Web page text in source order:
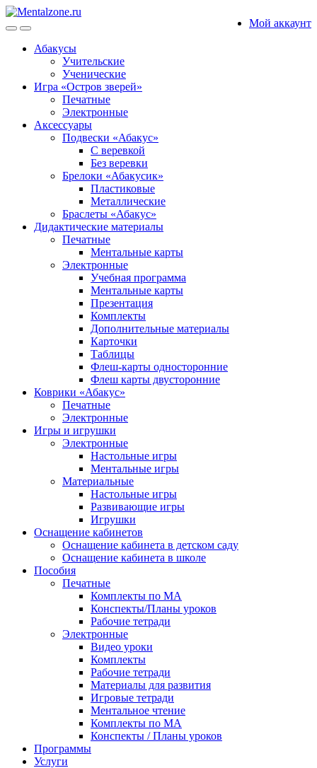
Skip
to
Skip
to
Мой аккаунт
Абакусы
Учительские
Ученические
Игра «Остров зверей»
Печатные
Электронные
Аксессуары
Подвески «Абакус»
С веревкой
Без веревки
Брелоки «Абакусик»
Пластиковые
Металлические
Браслеты «Абакус»
Дидактические материалы
Печатные
Ментальные карты
Электронные
Учебная программа
Ментальные карты
Презентация
Комплекты
Дополнительные материалы
Карточки
Таблицы
Флеш-карты односторонние
Флеш карты двусторонние
Коврики «Абакус»
Печатные
Электронные
Игры и игрушки
Электронные
Настольные игры
Ментальные игры
Материальные
Настольные игры
Развивающие игры
Игрушки
Оснащение кабинетов
Оснащение кабинета в детском саду
Оснащение кабинета в школе
Пособия
Печатные
Комплекты по МА
Конспекты/Планы уроков
Рабочие тетради
Электронные
Видео уроки
Комплекты
Рабочие тетради
Материалы для развития
Игровые тетради
Ментальное чтение
Комплекты по МА
Конспекты / Планы уроков
Программы
Услуги